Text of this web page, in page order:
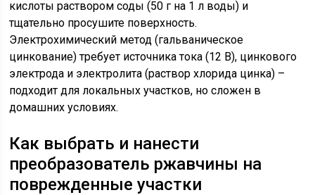
кислоты раствором соды (50 г на 1 л воды) и
тщательно просушите поверхность.
Электрохимический метод (гальваническое
цинкование) требует источника тока (12 В), цинкового
электрода и электролита (раствор хлорида цинка) –
подходит для локальных участков, но сложен в
домашних условиях.
Как выбрать и нанести
преобразователь ржавчины на
поврежденные участки